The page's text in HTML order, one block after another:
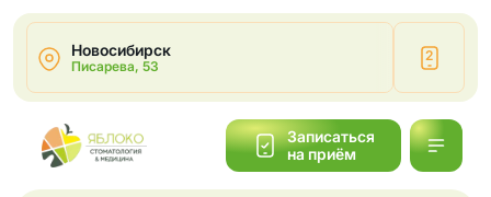
Новосибирск
Писарева, 53
2
Записаться
на приём
Написать
Обратный